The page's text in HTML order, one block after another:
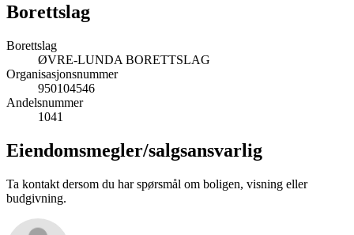
Borettslag
Borettslag
ØVRE-LUNDA BORETTSLAG
Organisasjonsnummer
950104546
Andelsnummer
1041
Eiendomsmegler/salgsansvarlig
Ta kontakt dersom du har spørsmål om boligen, visning eller
budgivning.